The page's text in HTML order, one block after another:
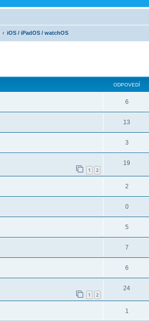
iOS / iPadOS / watchOS
ODPOVEDÍ
6
13
3
1 2
19
2
0
5
7
6
1 2
24
1